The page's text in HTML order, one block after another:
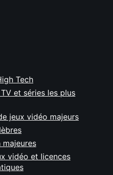
Tech
et séries les plus
jeux vidéo majeurs
majeures
vidéo et licences